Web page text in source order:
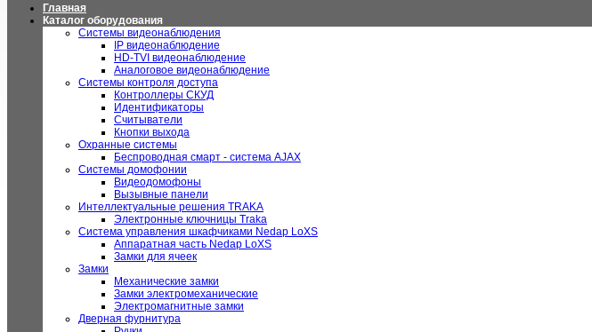
Главная
Каталог оборудования
Системы видеонаблюдения
IP видеонаблюдение
HD-TVI видеонаблюдение
Аналоговое видеонаблюдение
Системы контроля доступа
Контроллеры СКУД
Идентификаторы
Считыватели
Кнопки выхода
Охранные системы
Беспроводная смарт - система AJAX
Системы домофонии
Видеодомофоны
Вызывные панели
Интеллектуальные решения TRAKA
Электронные ключницы Traka
Система управления шкафчиками Nedap LoXS
Аппаратная часть Nedap LoXS
Замки для ячеек
Замки
Механические замки
Замки электромеханические
Электромагнитные замки
Дверная фурнитура